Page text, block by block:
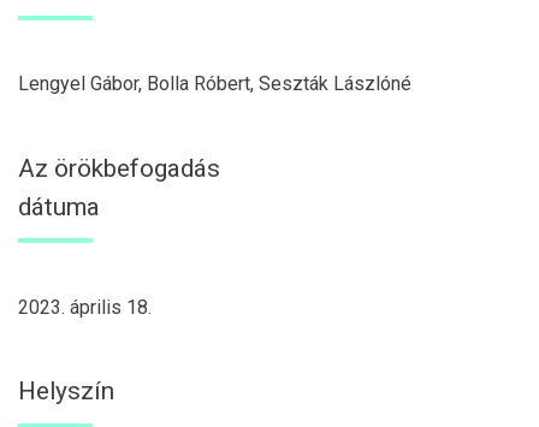
Lengyel Gábor, Bolla Róbert, Seszták Lászlóné
Az örökbefogadás
dátuma
2023. április 18.
Helyszín